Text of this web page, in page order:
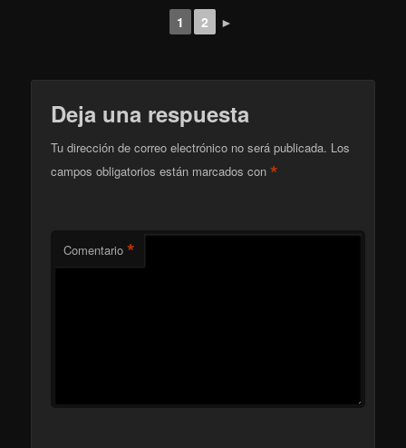
1 2 ►
Deja una respuesta
Tu dirección de correo electrónico no será publicada. Los
campos obligatorios están marcados con*
Comentario *